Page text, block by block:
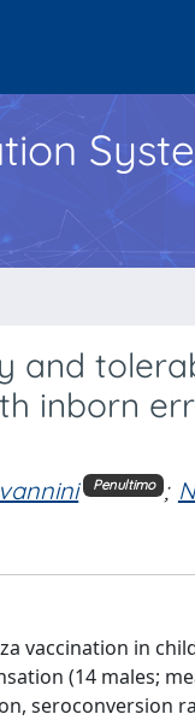
and
inborn
Penultimo ;
vaccination in
(14 males;
seroconversion